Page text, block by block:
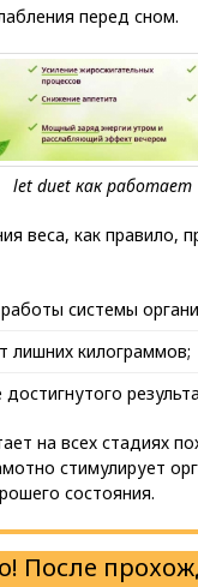
перед сном.
веса, как правило,
системы
лишних килограммов;
на всех стадиях
стимулирует
состояния.
После